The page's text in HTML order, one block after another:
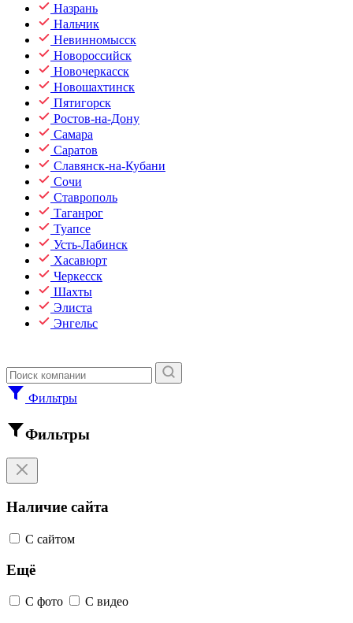
Назрань
Нальчик
Невинномысск
Новороссийск
Новочеркасск
Новошахтинск
Пятигорск
Ростов-на-Дону
Самара
Саратов
Славянск-на-Кубани
Сочи
Ставрополь
Таганрог
Туапсе
Усть-Лабинск
Хасавюрт
Черкесск
Шахты
Элиста
Энгельс
Фильтры
Фильтры
Наличие сайта
С сайтом
Ещё
С фото С видео